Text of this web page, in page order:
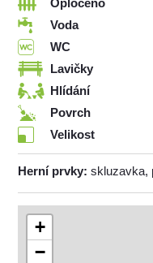
Oploceno
Voda
WC
Lavičky
Hlídání
Povrch
Velikost
Herní prvky: skluzavka,
+
−